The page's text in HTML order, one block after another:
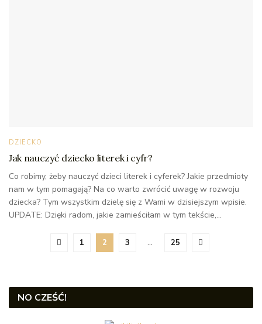
DZIECKO
Jak nauczyć dziecko literek i cyfr?
Co robimy, żeby nauczyć dzieci literek i cyferek? Jakie przedmioty
nam w tym pomagają? Na co warto zwrócić uwagę w rozwoju
dziecka? Tym wszystkim dzielę się z Wami w dzisiejszym wpisie.
UPDATE: Dzięki radom, jakie zamieściłam w tym tekście,...
1 2 3 … 25
NO CZEŚĆ!